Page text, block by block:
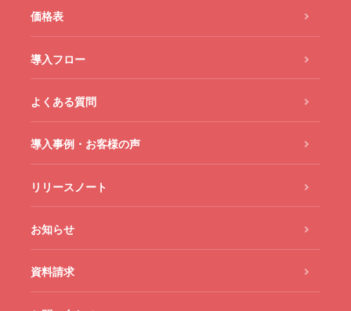
価格表
導入フロー
よくある質問
導入事例・お客様の声
リリースノート
お知らせ
資料請求